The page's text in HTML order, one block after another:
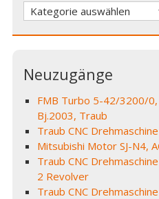
Kategorien
Neuzugänge
FMB Turbo 5-42/3200/
Bj.2003, Traub
Traub CNC
Mitsubishi Motor SJ-N4,
Traub CNC
2 Revolver
Traub CNC